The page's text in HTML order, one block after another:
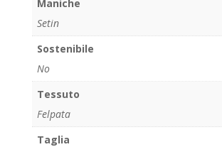
Maniche
Setin
Sostenibile
No
Tessuto
Felpata
Taglia